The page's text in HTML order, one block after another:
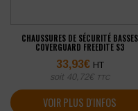
CHAUSSURES DE SÉCURITÉ BASSES
COVERGUARD FREEDITE S3
33,93€ HT
soit 40,72€ TTC
VOIR PLUS D'INFOS